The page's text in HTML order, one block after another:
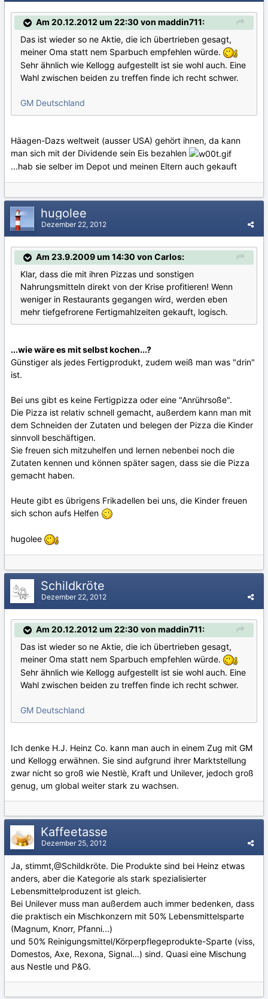
Am 20.12.2012 um 22:30 von maddin711:
Das ist wieder so ne Aktie, die ich übertrieben gesagt,
meiner Oma statt nem Sparbuch empfehlen würde.
Sehr ähnlich wie Kellogg aufgestellt ist sie wohl auch. Eine
Wahl zwischen beiden zu treffen finde ich recht schwer.
GM Deutschland
Häagen-Dazs weltweit (ausser USA) gehört ihnen, da kann
man sich mit der Dividende sein Eis bezahlen
...hab sie selber im Depot und meinen Eltern auch gekauft
hugolee
Dezember 22, 2012
Am 23.9.2009 um 14:30 von Carlos:
Klar, dass die mit ihren Pizzas und sonstigen
Nahrungsmitteln direkt von der Krise profitieren! Wenn
weniger in Restaurants gegangen wird, werden eben
mehr tiefgefrorene Fertigmahlzeiten gekauft, logisch.
...wie wäre es mit selbst kochen...?
Günstiger als jedes Fertigprodukt, zudem weiß man was "drin"
ist.
Bei uns gibt es keine Fertigpizza oder eine "Anrührsoße".
Die Pizza ist relativ schnell gemacht, außerdem kann man mit
dem Schneiden der Zutaten und belegen der Pizza die Kinder
sinnvoll beschäftigen.
Sie freuen sich mitzuhelfen und lernen nebenbei noch die
Zutaten kennen und können später sagen, dass sie die Pizza
gemacht haben.
Heute gibt es übrigens Frikadellen bei uns, die Kinder freuen
sich schon aufs Helfen
hugolee
Schildkröte
Dezember 22, 2012
Am 20.12.2012 um 22:30 von maddin711:
Das ist wieder so ne Aktie, die ich übertrieben gesagt,
meiner Oma statt nem Sparbuch empfehlen würde.
Sehr ähnlich wie Kellogg aufgestellt ist sie wohl auch. Eine
Wahl zwischen beiden zu treffen finde ich recht schwer.
GM Deutschland
Ich denke H.J. Heinz Co. kann man auch in einem Zug mit GM
und Kellogg erwähnen. Sie sind aufgrund ihrer Marktstellung
zwar nicht so groß wie Nestlè, Kraft und Unilever, jedoch groß
genug, um global weiter stark zu wachsen.
Kaffeetasse
Dezember 25, 2012
Ja, stimmt,@Schildkröte. Die Produkte sind bei Heinz etwas
anders, aber die Kategorie als stark spezialisierter
Lebensmittelproduzent ist gleich.
Bei Unilever muss man außerdem auch immer bedenken, dass
die praktisch ein Mischkonzern mit 50% Lebensmittelsparte
(Magnum, Knorr, Pfanni...)
und 50% Reinigungsmittel/Körperpflegeprodukte-Sparte (viss,
Domestos, Axe, Rexona, Signal...) sind. Quasi eine Mischung
aus Nestle und P&G.